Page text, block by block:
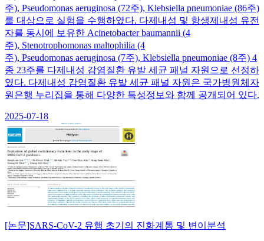
주), Pseudomonas aeruginosa (72주), Klebsiella pneumoniae (86주)
를 대상으로 실험을 수행하였다. 다제내성 및 항생제내성 유전
자를 동시에 보유한 Acinetobacter baumannii (4
주), Stenotrophomonas maltophilia (4
주), Pseudomonas aeruginosa (7주), Klebsiella pneumoniae (8주) 4
종 23주를 다제내성 감염질환 유발 세균 패널 자원으로 선정하
였다. 다제내성 감염질환 유발 세균 패널 자원은 국가병원체자
원은행 누리집을 통해 다양한 특성정보와 함께 공개되어 있다.
2025-07-18
[논문]SARS-CoV-2 유행 초기의 진화계통 및 변이분석